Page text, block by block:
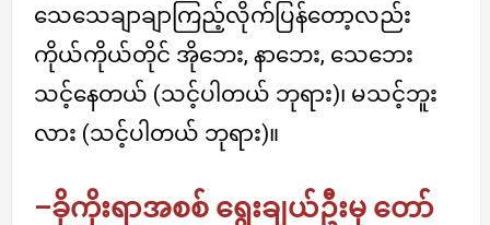
သေသေချာချာကြည့်လိုက်ပြန်တော့လည်း
ကိုယ်ကိုယ်တိုင် အိုဘေး, နာဘေး, သေဘေး
သင့်နေတယ် (သင့်ပါတယ် ဘုရား)၊ မသင့်ဘူး
လား (သင့်ပါတယ် ဘုရား)။
–ခိုကိုးရာအစစ် ရွေးချယ်ဦးမှ တော်